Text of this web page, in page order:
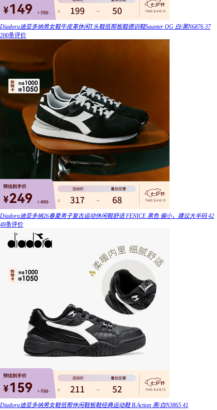
Diadora迪亚多纳男女鞋牛皮革休闲T头鞋低帮板鞋德训鞋Saunter OG 白/黑N6876 37
200条评价
Diadora迪亚多纳26春夏男子复古运动休闲鞋舒适 FENICE 黑色 偏小，建议大半码 42
49条评价
Diadora迪亚多纳男女鞋低帮休闲鞋板鞋经典运动鞋 B.Action 黑/白N3865 41